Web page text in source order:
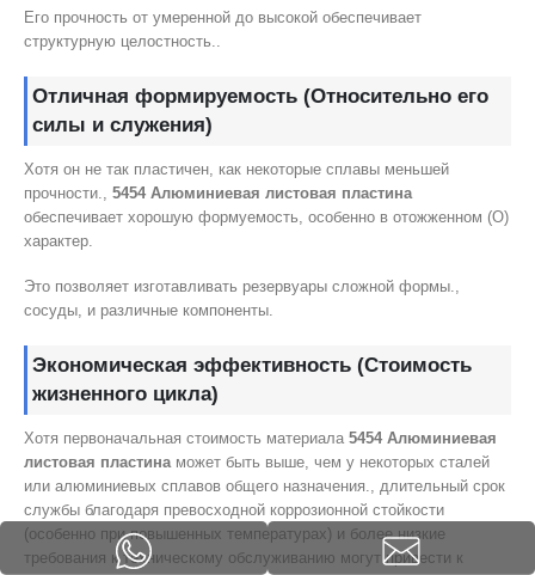
Его прочность от умеренной до высокой обеспечивает
структурную целостность..
Отличная формируемость (Относительно его
силы и служения)
Хотя он не так пластичен, как некоторые сплавы меньшей
прочности., 5454 Алюминиевая листовая пластина
обеспечивает хорошую формуемость, особенно в отожженном (О)
характер.
Это позволяет изготавливать резервуары сложной формы.,
сосуды, и различные компоненты.
Экономическая эффективность (Стоимость
жизненного цикла)
Хотя первоначальная стоимость материала 5454 Алюминиевая
листовая пластина может быть выше, чем у некоторых сталей
или алюминиевых сплавов общего назначения., длительный срок
службы благодаря превосходной коррозионной стойкости
(особенно при повышенных температурах) и более низкие
требования к техническому обслуживанию могут привести к